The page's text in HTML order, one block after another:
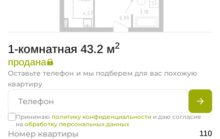
1-комнатная 43.2 м2
продана
Оставьте телефон и мы подберем для вас похожую
квартиру
Принимаю политику конфиденциальностии даю согласие
на обработку персональных данных
Номер квартиры 110